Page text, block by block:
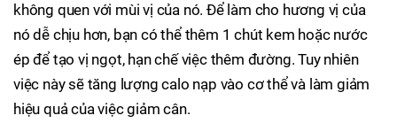
không quen với mùi vị của nó. Để làm cho hương vị của
nó dễ chịu hơn, bạn có thể thêm 1 chút kem hoặc nước
ép để tạo vị ngọt, hạn chế việc thêm đường. Tuy nhiên
việc này sẽ tăng lượng calo nạp vào cơ thể và làm giảm
hiệu quả của việc giảm cân.